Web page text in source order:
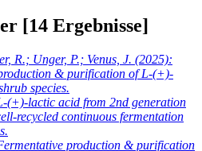
[14 Ergebnisse]
R.; Unger, P.; Venus, J. (2025):
& purification of L-(+)-
species.
(+)-lactic acid from 2nd generation
recycled continuous fermentation
production & purification